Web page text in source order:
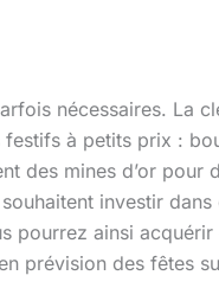
nécessaires. La
à petits prix :
des mines d’or pour
investir
pourrez ainsi
prévision des fêtes